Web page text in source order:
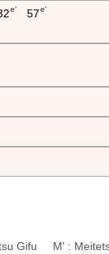
e' 57 e'
Gifu M' :